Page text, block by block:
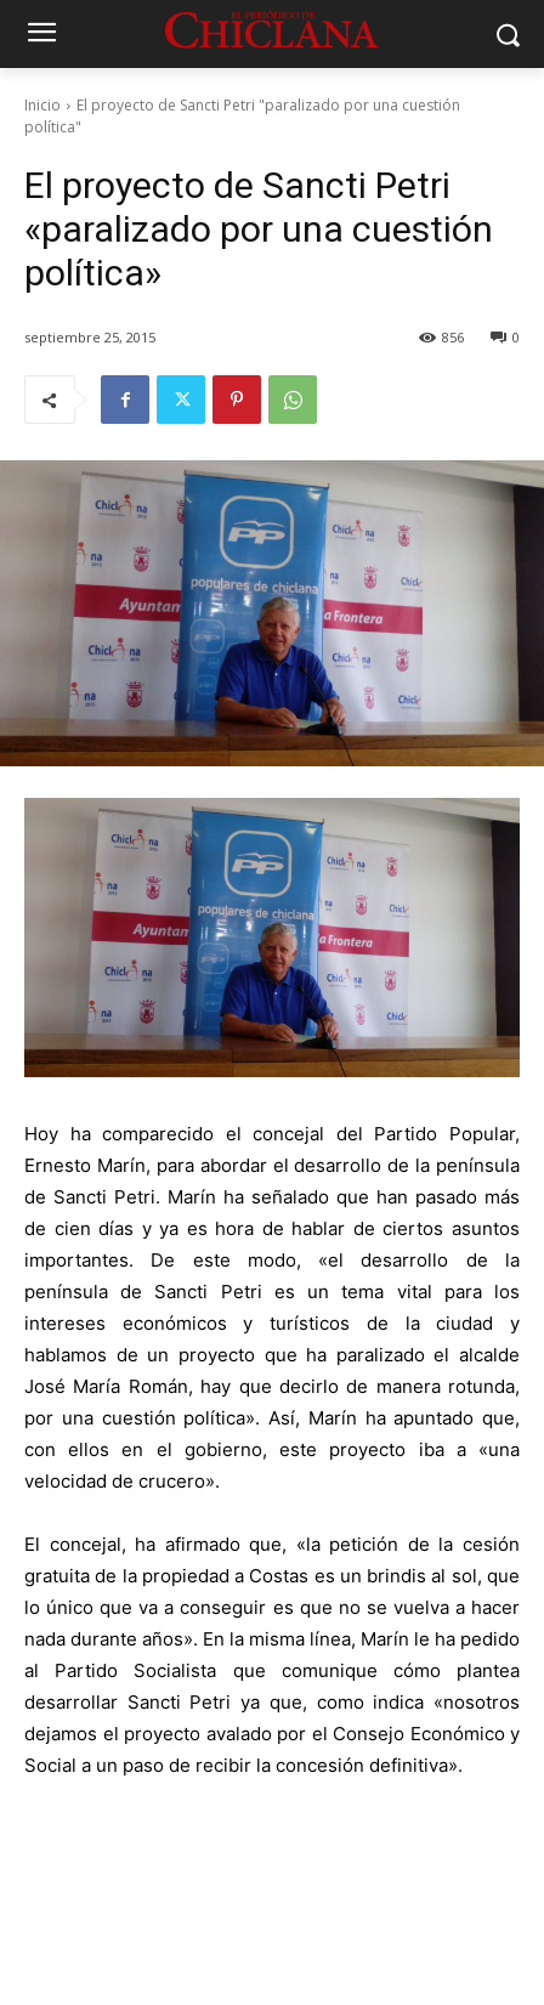
Inicio
El proyecto de Sancti Petri "paralizado por una cuestión
política"
El proyecto de Sancti Petri
«paralizado por una cuestión
política»
septiembre 25, 2015 0
856
Hoy ha comparecido el concejal del Partido Popular,
Ernesto Marín, para abordar el desarrollo de la península
de Sancti Petri. Marín ha señalado que han pasado más
de cien días y ya es hora de hablar de ciertos asuntos
importantes. De este modo, «el desarrollo de la
península de Sancti Petri es un tema vital para los
intereses económicos y turísticos de la ciudad y
hablamos de un proyecto que ha paralizado el alcalde
José María Román, hay que decirlo de manera rotunda,
por una cuestión política». Así, Marín ha apuntado que,
con ellos en el gobierno, este proyecto iba a «una
velocidad de crucero».
El concejal, ha afirmado que, «la petición de la cesión
gratuita de la propiedad a Costas es un brindis al sol, que
lo único que va a conseguir es que no se vuelva a hacer
nada durante años». En la misma línea, Marín le ha pedido
al Partido Socialista que comunique cómo plantea
desarrollar Sancti Petri ya que, como indica «nosotros
dejamos el proyecto avalado por el Consejo Económico y
Social a un paso de recibir la concesión definitiva».